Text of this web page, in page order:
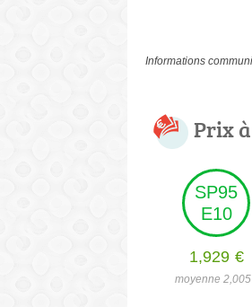
Informations
Prix
SP95
E10
1,929 €
moyenne 2,005